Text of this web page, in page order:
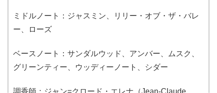
ミドルノート：ジャスミン、リリー・オブ・ザ・バレ
ー、ローズ
ベースノート：サンダルウッド、アンバー、ムスク、
グリーンティー、ウッディーノート、シダー